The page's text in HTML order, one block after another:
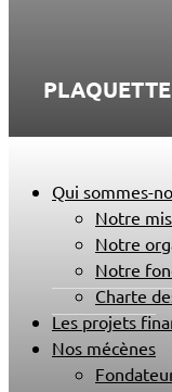
Qui sommes-
Notre
Notre
Notre
Charte
Les projets
Nos mécènes